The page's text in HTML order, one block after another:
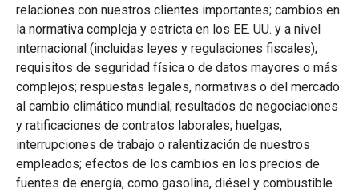
relaciones con nuestros clientes importantes; cambios en
la normativa compleja y estricta en los EE. UU. y a nivel
internacional (incluidas leyes y regulaciones fiscales);
requisitos de seguridad física o de datos mayores o más
complejos; respuestas legales, normativas o del mercado
al cambio climático mundial; resultados de negociaciones
y ratificaciones de contratos laborales; huelgas,
interrupciones de trabajo o ralentización de nuestros
empleados; efectos de los cambios en los precios de
fuentes de energía, como gasolina, diésel y combustible